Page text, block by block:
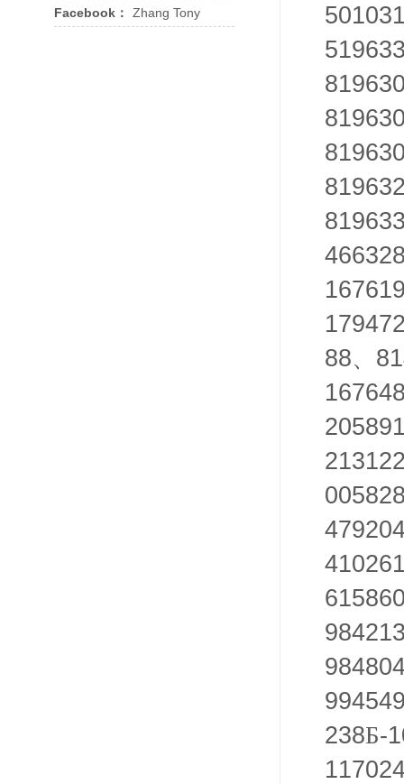
88、
238Б-
Facebook：
Zhang Tony